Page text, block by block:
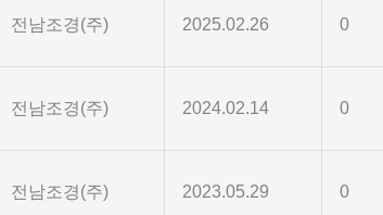
전남조경(주) 2025.02.26 0
전남조경(주) 2024.02.14 0
전남조경(주) 2023.05.29 0